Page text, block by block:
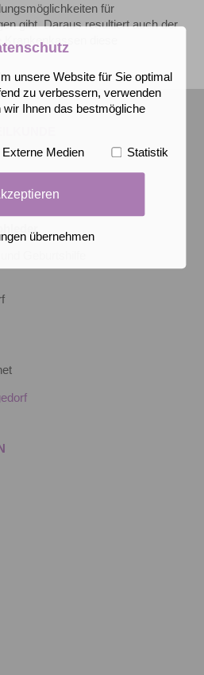
für
gibt. Daraus resultiert auch der
diese
Geburtshilfe
unsere Website für Sie optimal
zu verbessern, verwenden
Ihnen das bestmögliche
Externe Medien Statistik
übernehmen